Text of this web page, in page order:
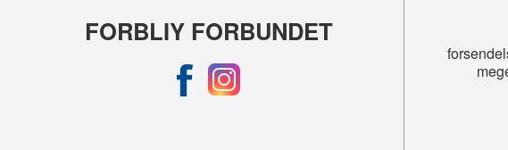
FORBLIY FORBUNDET